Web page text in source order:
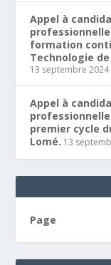
Appel à
formation
Technologie
13 septembre 2024
Appel à
premier cycle
Lomé. 13
Page